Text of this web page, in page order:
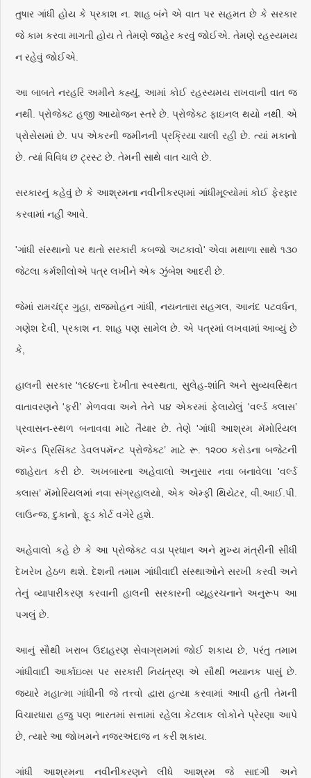
તુષાર ગાંધી હોય કે પ્રકાશ ન. શાહ બંને એ વાત પર સહમત છે કે સરકાર
જે કામ કરવા માગતી હોય તે તેમણે જાહેર કરવું જોઈએ. તેમણે રહસ્યમય
ન રહેવું જોઈએ.
આ બાબતે નરહરિ અમીને કહ્યું, આમાં કોઈ રહસ્યમય રાખવાની વાત જ
નથી. પ્રોજેક્ટ હજી આયોજન સ્તરે છે. પ્રોજેક્ટ ફાઇનલ થયો નથી. એ
પ્રોસેસમાં છે. ૫૫ એકરની જમીનની પ્રક્રિયા ચાલી રહી છે. ત્યાં મકાનો
છે. ત્યાં વિવિધ છ ટ્રસ્ટ છે. તેમની સાથે વાત ચાલે છે.
સરકારનું કહેવું છે કે આશ્રમના નવીનીકરણમાં ગાંધીમૂલ્યોમાં કોઈ ફેરફાર
કરવામાં નહીં આવે.
'ગાંધી સંસ્થાનો પર થતો સરકારી કબજો અટકાવો' એવા મથાળા સાથે ૧૩૦
જેટલા કર્મશીલોએ પત્ર લખીને એક ઝુંબેશ આદરી છે.
જેમાં રામચંદ્ર ગુહા, રાજમોહન ગાંધી, નયનતારા સહગલ, આનંદ પટવર્ધન,
ગણેશ દેવી, પ્રકાશ ન. શાહ પણ સામેલ છે. એ પત્રમાં લખવામાં આવ્યું છે
કે,
હાલની સરકાર '૧૯૪૯ના દેખીતા સ્વસ્થતા, સુલેહ-શાંતિ અને સુવ્યવસ્થિત
વાતાવરણને 'ફરી’ મેળવવા અને તેને ૫૪ એકરમાં ફેલાયેલું 'વર્લ્ડ ક્લાસ’
પ્રવાસન-સ્થળ બનાવવા માટે તૈયાર છે. તેણે 'ગાંધી આશ્રમ મૅમોરિયલ
ઍન્ડ પ્રિસિંક્ટ ડેવલપમૅન્ટ પ્રોજેક્ટ’ માટે રૂ. ૧૨૦૦ કરોડના બજેટની
જાહેરાત કરી છે. અખબારના અહેવાલો અનુસાર નવા બનાવેલા 'વર્લ્ડ
ક્લાસ’ મૅમોરિયલમાં નવા સંગ્રહાલયો, એક એમ્ફી થિયેટર, વી.આઈ.પી.
લાઉન્જ, દુકાનો, ફૂડ કોર્ટ વગેરે હશે.
અહેવાલો કહે છે કે આ પ્રોજેક્ટ વડા પ્રધાન અને મુખ્ય મંત્રીની સીધી
દેખરેખ હેઠળ થશે. દેશની તમામ ગાંધીવાદી સંસ્થાઓને સરખી કરવી અને
તેનું વ્યાપારીકરણ કરવાની હાલની સરકારની વ્યૂહરચનાને અનુરૂપ આ
પગલું છે.
આનું સૌથી ખરાબ ઉદાહરણ સેવાગ્રામમાં જોઈ શકાય છે, પરંતુ તમામ
ગાંધીવાદી આર્કાઇવ્સ પર સરકારી નિયંત્રણ એ સૌથી ભયાનક પાસું છે.
જ્યારે મહાત્મા ગાંધીની જે તત્ત્વો દ્વારા હત્યા કરવામાં આવી હતી તેમની
વિચારધારા હજુ પણ ભારતમાં સત્તામાં રહેલા કેટલાક લોકોને પ્રેરણા આપે
છે, ત્યારે આ જોખમને નજરઅંદાજ ન કરી શકાય.
ગાંધી આશ્રમના નવીનીકરણને લીધે આશ્રમ જે સાદગી અને